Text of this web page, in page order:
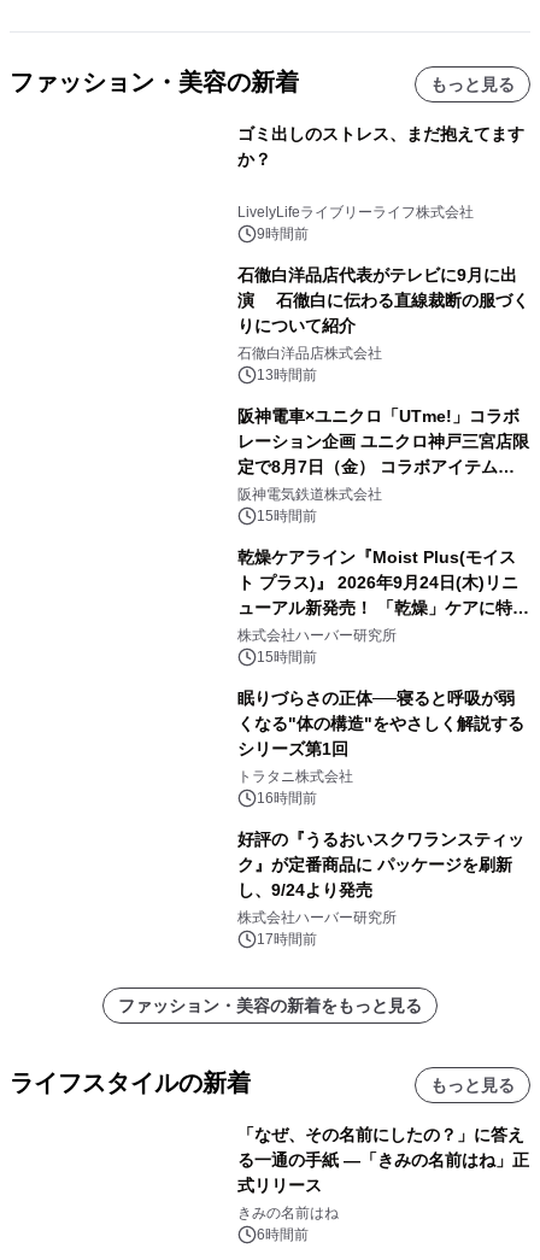
ファッション・美容の新着 もっと見る
ゴミ出しのストレス、まだ抱えてます
か？
LivelyLifeライブリーライフ株式会社
9時間前
石徹白洋品店代表がテレビに9月に出
演 石徹白に伝わる直線裁断の服づく
りについて紹介
石徹白洋品店株式会社
13時間前
阪神電車×ユニクロ「UTme!」コラボ
レーション企画 ユニクロ神戸三宮店限
定で8月7日（金） コラボアイテムが
発売決定！
阪神電気鉄道株式会社
15時間前
乾燥ケアライン『Moist Plus(モイス
ト プラス)』 2026年9月24日(木)リニ
ューアル新発売！ 「乾燥」ケアに特化
し、ライン使いで潤いに満ちた肌へ
株式会社ハーバー研究所
15時間前
眠りづらさの正体──寝ると呼吸が弱
くなる"体の構造"をやさしく解説する
シリーズ第1回
トラタニ株式会社
16時間前
好評の『うるおいスクワランスティッ
ク』が定番商品に パッケージを刷新
し、9/24より発売
株式会社ハーバー研究所
17時間前
ファッション・美容の新着をもっと見る
ライフスタイルの新着 もっと見る
「なぜ、その名前にしたの？」に答え
る一通の手紙 ―「きみの名前はね」正
式リリース
きみの名前はね
6時間前